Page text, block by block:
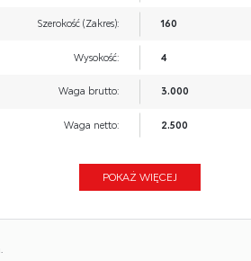
Szerokość (Zakres): 160
Wysokość: 4
Waga brutto: 3.000
Waga netto: 2.500
Ilość w paczce: 1
POKAŻ WIĘCEJ